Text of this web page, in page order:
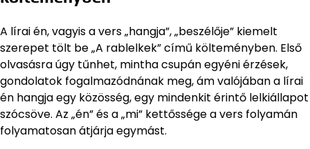
A lírai én, vagyis a vers „hangja”, „beszélője” kiemelt
szerepet tölt be „A rablelkek” című költeményben. Első
olvasásra úgy tűnhet, mintha csupán egyéni érzések,
gondolatok fogalmazódnának meg, ám valójában a lírai
én hangja egy közösség, egy mindenkit érintő lelkiállapot
szócsöve. Az „én” és a „mi” kettőssége a vers folyamán
folyamatosan átjárja egymást.